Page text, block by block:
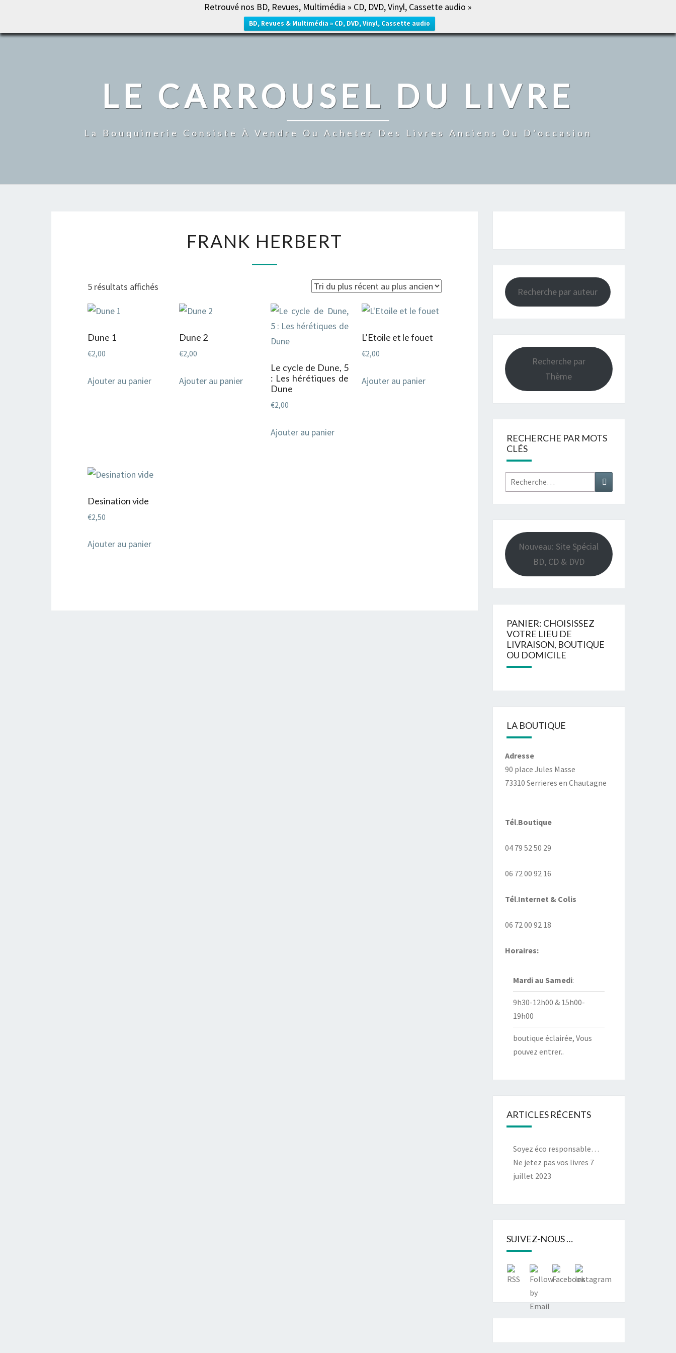
Retrouvé nos BD, Revues, Multimédia » CD, DVD, Vinyl, Cassette audio »
BD, Revues & Multimédia » CD, DVD, Vinyl, Cassette audio
ACCUEIL
LE CARROUSEL DU LIVRE
La Bouquinerie Consiste À Vendre Ou Acheter Des Livres Anciens Ou D’occasion
HERBERT
FRANK HERBERT
5 résultats affichés
récent
ancien
Dune 1
€2,00
Ajouter au panier
Dune 2
€2,00
Ajouter au panier
Le cycle de Dune, 5
: Les hérétiques de
Dune
€2,00
Ajouter au panier
L’Etoile et le fouet
€2,00
Ajouter au panier
Desination vide
€2,50
Ajouter au panier
Recherche par auteur
Recherche par
Thème
RECHERCHE PAR MOTS
CLÉS
Rechercher : Recherche
Nouveau: Site Spécial
BD, CD & DVD
PANIER: CHOISISSEZ
VOTRE LIEU DE
LIVRAISON, BOUTIQUE
OU DOMICILE
LA BOUTIQUE
Adresse
90 place Jules Masse
73310 Serrieres en Chautagne
Tél.Boutique
04 79 52 50 29
06 72 00 92 16
Tél.Internet & Colis
06 72 00 92 18
Horaires:
Mardi au Samedi:
9h30-12h00 & 15h00-
19h00
boutique éclairée, Vous
pouvez entrer..
ARTICLES RÉCENTS
Soyez éco responsable…
Ne jetez pas vos livres 7
juillet 2023
SUIVEZ-NOUS …